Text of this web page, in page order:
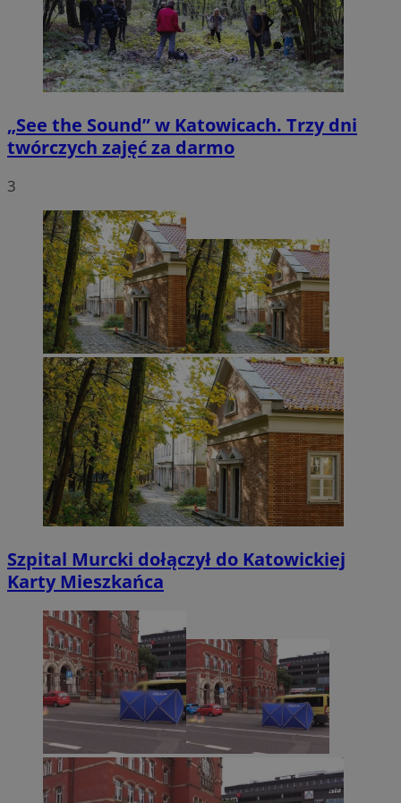
„See the Sound” w Katowicach. Trzy dni
twórczych zajęć za darmo
3
Szpital Murcki dołączył do Katowickiej
Karty Mieszkańca